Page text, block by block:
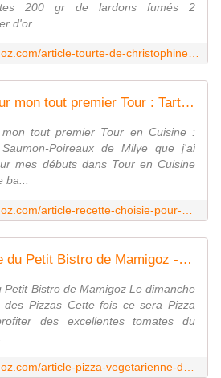
200 gr de lardons fumés 2
d'or...
Recette choisie pour mon tout premier Tour : Tarte Saumon-Poireaux - Chez Mamigoz
tout premier Tour en Cuisine :
Poireaux de Milye que j'ai
mes débuts dans Tour en Cuisine
Pizza Végétarienne du Petit Bistro de Mamigoz - Chez Mamigoz
Petit Bistro de Mamigoz Le dimanche
Pizzas Cette fois ce sera Pizza
des excellentes tomates du